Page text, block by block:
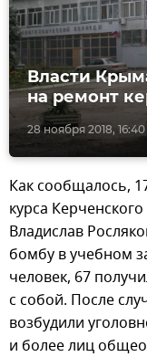
28 ноября 2018, 16:40
Власти
на ремонт
Как сообщалось,
курса
Владислав
бомбу в учебном
человек, 67
с собой. После
возбудили
и более лиц